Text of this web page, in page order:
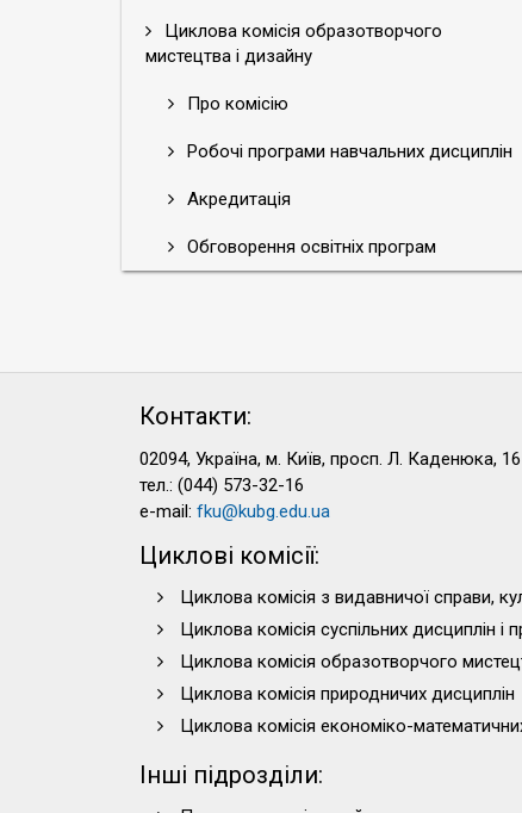
Циклова комісія образотворчого
мистецтва і дизайну
Про комісію
Робочі програми навчальних дисциплін
Акредитація
Обговорення освітніх програм
Контакти:
02094, Україна, м. Київ, просп. Л. Каденюка,
тел.: (044) 573-32-16
e-mail: fku@kubg.edu.ua
Циклові комісії:
Циклова комісія з видавничої справи,
Циклова комісія суспільних дисциплін і
Циклова комісія образотворчого
Циклова комісія природничих дисциплін
Циклова комісія економіко-
Інші підрозділи: